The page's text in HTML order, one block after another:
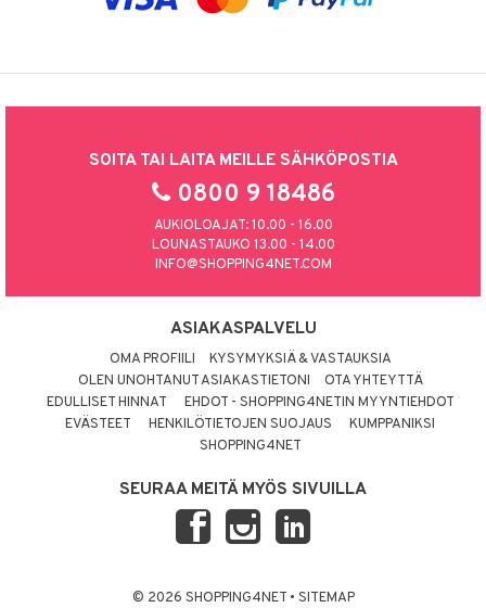
SOITA TAI LAITA MEILLE SÄHKÖPOSTIA
0800 9 18486
AUKIOLOAJAT: 10.00 - 16.00
LOUNASTAUKO 13.00 - 14.00
INFO@SHOPPING4NET.COM
ASIAKASPALVELU
OMA PROFIILI
KYSYMYKSIÄ & VASTAUKSIA
OLEN UNOHTANUT ASIAKASTIETONI
OTA YHTEYTTÄ
EDULLISET HINNAT
EHDOT - SHOPPING4NETIN MYYNTIEHDOT
EVÄSTEET
HENKILÖTIETOJEN SUOJAUS
KUMPPANIKSI
SHOPPING4NET
SEURAA MEITÄ MYÖS SIVUILLA
© 2026 SHOPPING4NET • SITEMAP